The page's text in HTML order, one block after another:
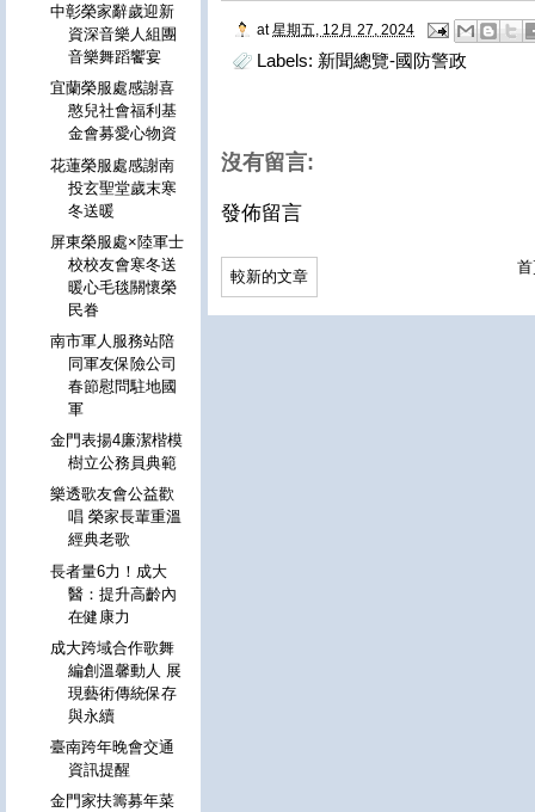
at 星期五, 12月 27, 2024
Labels: 新聞總覽-國防警政
沒有留言:
發佈留言
較新的文章
中彰榮家辭歲迎新
資深音樂人組團
音樂舞蹈饗宴
宜蘭榮服處感謝喜
憨兒社會福利基
金會募愛心物資
花蓮榮服處感謝南
投玄聖堂歲末寒
冬送暖
屏東榮服處×陸軍士
校校友會寒冬送
暖心毛毯關懷榮
民眷
南市軍人服務站陪
同軍友保險公司
春節慰問駐地國
軍
金門表揚4廉潔楷模
樹立公務員典範
樂透歌友會公益歡
唱 榮家長輩重溫
經典老歌
長者量6力！成大
醫：提升高齡內
在健康力
成大跨域合作歌舞
編創溫馨動人 展
現藝術傳統保存
與永續
臺南跨年晚會交通
資訊提醒
金門家扶籌募年菜